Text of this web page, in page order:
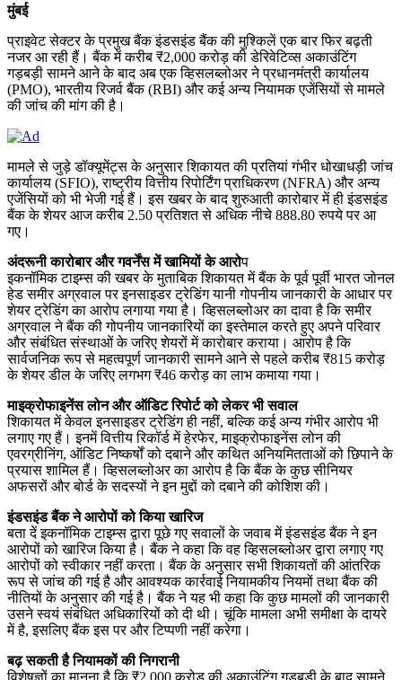
मुंबई
प्राइवेट सेक्टर के प्रमुख बैंक इंडसइंड बैंक की मुश्किलें एक बार फिर बढ़ती
नजर आ रही हैं। बैंक में करीब ₹2,000 करोड़ की डेरिवेटिव्स अकाउंटिंग
गड़बड़ी सामने आने के बाद अब एक व्हिसलब्लोअर ने प्रधानमंत्री कार्यालय
(PMO), भारतीय रिजर्व बैंक (RBI) और कई अन्य नियामक एजेंसियों से मामले
की जांच की मांग की है।
मामले से जुड़े डॉक्यूमेंट्स के अनुसार शिकायत की प्रतियां गंभीर धोखाधड़ी जांच
कार्यालय (SFIO), राष्ट्रीय वित्तीय रिपोर्टिंग प्राधिकरण (NFRA) और अन्य
एजेंसियों को भी भेजी गई हैं। इस खबर के बाद शुरुआती कारोबार में ही इंडसइंड
बैंक के शेयर आज करीब 2.50 प्रतिशत से अधिक नीचे 888.80 रुपये पर आ
गए।
अंदरूनी कारोबार और गवर्नेंस में खामियों के आरोप
इकनॉमिक टाइम्स की खबर के मुताबिक शिकायत में बैंक के पूर्व पूर्वी भारत जोनल
हेड समीर अग्रवाल पर इनसाइडर ट्रेडिंग यानी गोपनीय जानकारी के आधार पर
शेयर ट्रेडिंग का आरोप लगाया गया है। व्हिसलब्लोअर का दावा है कि समीर
अग्रवाल ने बैंक की गोपनीय जानकारियों का इस्तेमाल करते हुए अपने परिवार
और संबंधित संस्थाओं के जरिए शेयरों में कारोबार कराया। आरोप है कि
सार्वजनिक रूप से महत्वपूर्ण जानकारी सामने आने से पहले करीब ₹815 करोड़
के शेयर डील के जरिए लगभग ₹46 करोड़ का लाभ कमाया गया।
माइक्रोफाइनेंस लोन और ऑडिट रिपोर्ट को लेकर भी सवाल
शिकायत में केवल इनसाइडर ट्रेडिंग ही नहीं, बल्कि कई अन्य गंभीर आरोप भी
लगाए गए हैं। इनमें वित्तीय रिकॉर्ड में हेरफेर, माइक्रोफाइनेंस लोन की
एवरग्रीनिंग, ऑडिट निष्कर्षों को दबाने और कथित अनियमितताओं को छिपाने के
प्रयास शामिल हैं। व्हिसलब्लोअर का आरोप है कि बैंक के कुछ सीनियर
अफसरों और बोर्ड के सदस्यों ने इन मुद्दों को दबाने की कोशिश की।
इंडसइंड बैंक ने आरोपों को किया खारिज
बता दें इकनॉमिक टाइम्स द्वारा पूछे गए सवालों के जवाब में इंडसइंड बैंक ने इन
आरोपों को खारिज किया है। बैंक ने कहा कि वह व्हिसलब्लोअर द्वारा लगाए गए
आरोपों को स्वीकार नहीं करता। बैंक के अनुसार सभी शिकायतों की आंतरिक
रूप से जांच की गई है और आवश्यक कार्रवाई नियामकीय नियमों तथा बैंक की
नीतियों के अनुसार की गई है। बैंक ने यह भी कहा कि कुछ मामलों की जानकारी
उसने स्वयं संबंधित अधिकारियों को दी थी। चूंकि मामला अभी समीक्षा के दायरे
में है, इसलिए बैंक इस पर और टिप्पणी नहीं करेगा।
बढ़ सकती है नियामकों की निगरानी
विशेषज्ञों का मानना है कि ₹2,000 करोड़ की अकाउंटिंग गड़बड़ी के बाद सामने